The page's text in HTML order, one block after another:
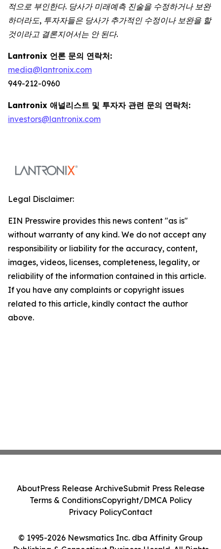
적으로 부인한다. 당사가 미래예측 진술을 수정하거나 보완
하더라도, 투자자들은 당사가 추가적인 수정이나 보완을 할
것이라고 결론지어서는 안 된다.
Lantronix 언론 문의 연락처:
media@lantronix.com
949-212-0960
Lantronix 애널리스트 및 투자자 관련 문의 연락처:
investors@lantronix.com
Legal Disclaimer:
EIN Presswire provides this news content "as is"
without warranty of any kind. We do not accept any
responsibility or liability for the accuracy, content,
images, videos, licenses, completeness, legality, or
reliability of the information contained in this article.
If you have any complaints or copyright issues
related to this article, kindly contact the author
above.
© 1995-2026 Newsmatics Inc. dba Affinity Group
AboutPress Release ArchiveSubmit Press Release
Terms & ConditionsCopyright/DMCA Policy
Privacy PolicyContact